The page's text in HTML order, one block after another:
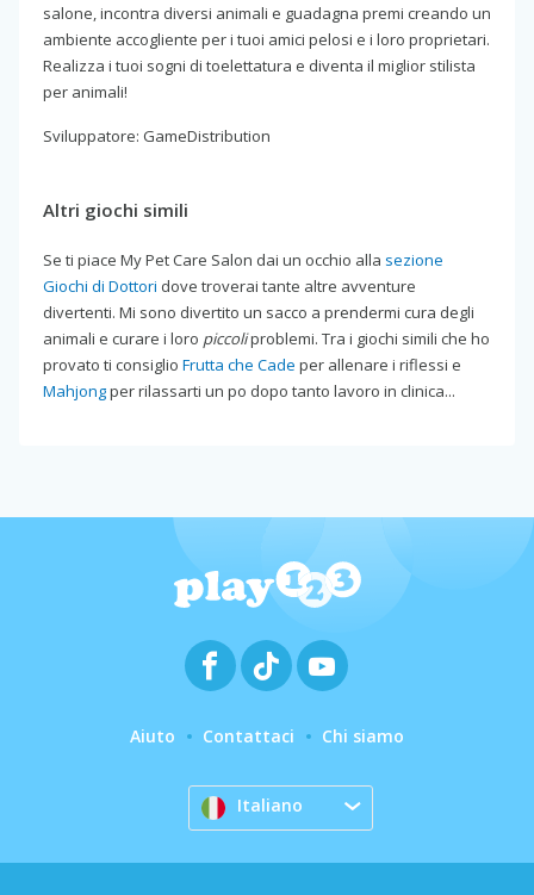
salone, incontra diversi animali e guadagna premi creando un
ambiente accogliente per i tuoi amici pelosi e i loro proprietari.
Realizza i tuoi sogni di toelettatura e diventa il miglior stilista
per animali!
Sviluppatore: GameDistribution
Altri giochi simili
Se ti piace My Pet Care Salon dai un occhio alla sezione
Giochi di Dottori dove troverai tante altre avventure
divertenti. Mi sono divertito un sacco a prendermi cura degli
animali e curare i loro piccoliproblemi. Tra i giochi simili che ho
provato ti consiglio Frutta che Cade per allenare i riflessi e
Mahjongper rilassarti un po dopo tanto lavoro in clinica...
Aiuto Contattaci Chi siamo
Italiano